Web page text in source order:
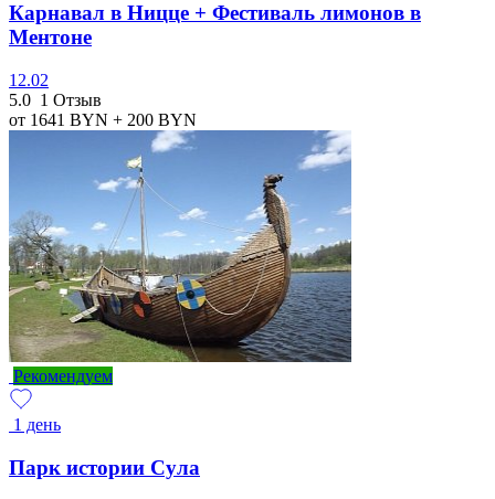
Карнавал в Ницце + Фестиваль лимонов в
Ментоне
12.02
5.0 1 Отзыв
от 1641 BYN + 200 BYN
Рекомендуем
1 день
Парк истории Сула